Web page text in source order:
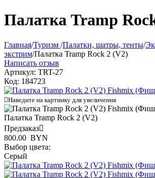
Палатка Tramp
Главная/Туризм /Палатки, шатры, тенты/
экстрим/Палатка Tramp Rock 2 (V2)
Написать отзыв
Артикул: TRT-27
Код: 184723
Наведите на картинку для увеличения
Палатка Tramp Rock 2 (V2)
Предзаказ
800.00 BYN
Выбор цвета:
Серый